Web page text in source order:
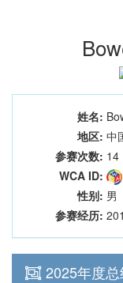
姓名:
地区: 中
参赛次数: 14
WCA ID:
性别: 男
参赛经历:
2025年度